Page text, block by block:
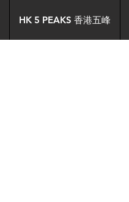
HK 5 PEAKS 香港五峰